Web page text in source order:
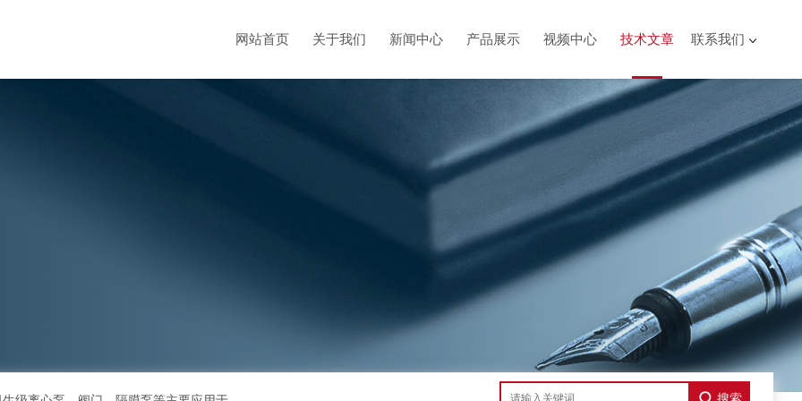
网站首页 关于我们 新闻中心 产品展示 视频中心 技术文章 联系我们